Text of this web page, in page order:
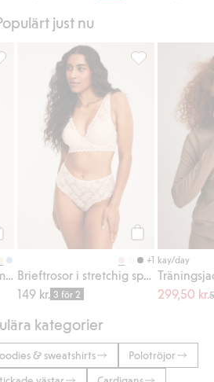
just nu
tröja i bomull, Lägg till i
+1
149 kr. 3 för 2
Brieftrosor i
kay/day
299,50 kr.
kategorier
& sweatshirts
Polotröjor